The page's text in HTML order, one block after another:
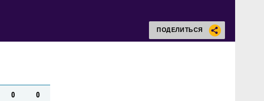
ПОДЕЛИТЬСЯ
0 0